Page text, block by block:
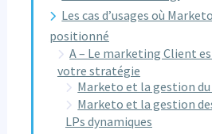
Les cas d’usages où
positionné
A – Le marketing Client
votre stratégie
Marketo et la gestion
Marketo et la gestion
LPs dynamiques